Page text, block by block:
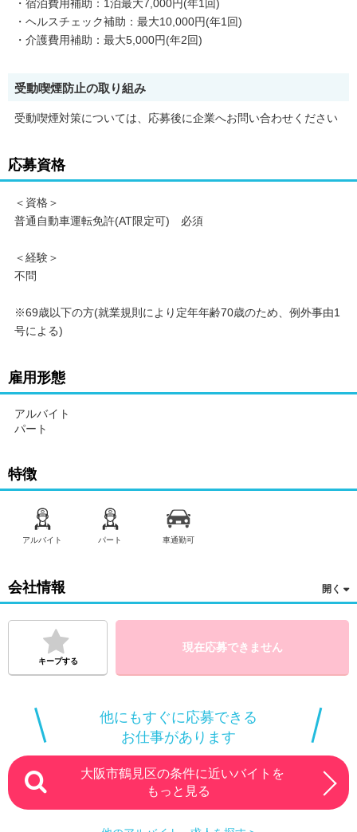
・宿泊費用補助：1泊最大7,000円(年1回)
・ヘルスチェック補助：最大10,000円(年1回)
・介護費用補助：最大5,000円(年2回)
受動喫煙防止の取り組み
受動喫煙対策については、応募後に企業へお問い合わせください
応募資格
＜資格＞
普通自動車運転免許(AT限定可) 必須
＜経験＞
不問
※69歳以下の方(就業規則により定年年齢70歳のため、例外事由1
号による)
雇用形態
アルバイト
パート
特徴
アルバイト パート 車通勤可
会社情報
キープする
現在応募できません
他にもすぐに応募できる
お仕事があります
大阪市鶴見区の条件に近いバイトを
もっと見る